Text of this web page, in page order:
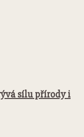
sílu přírody i